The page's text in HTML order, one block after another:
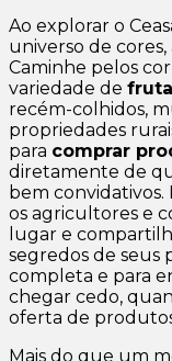
Ao explorar o
universo de
Caminhe pelos
variedade de
recém-colhidos,
propriedades
para comprar
diretamente de
bem convidativos.
os agricultores e
lugar e
segredos de seus
completa e para
chegar cedo,
oferta de
Mais do que um